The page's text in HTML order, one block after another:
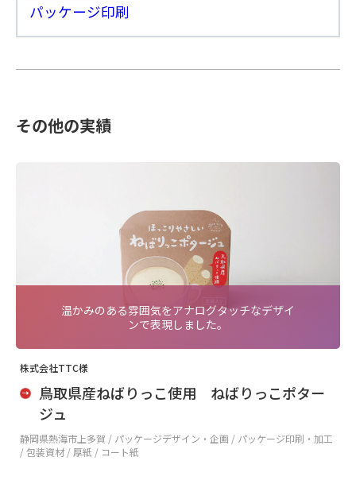
パッケージ印刷
その他の実績
温かみのある雰囲気をアナログタッチなデザイ
ンで表現しました。
株式会社TTC様
鳥取県産ねばりっこ使用 ねばりっこポター
ジュ
静岡県熱海市上多賀 / パッケージデザイン・企画 / パッケージ印刷・加工
/ 包装資材 / 厚紙 / コート紙